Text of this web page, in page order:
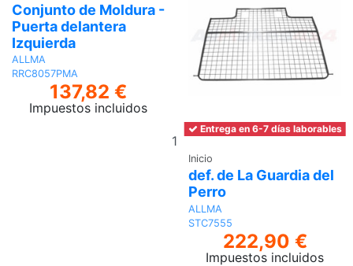
Conjunto de Moldura -
Puerta delantera
Izquierda
ALLMA
RRC8057PMA
137,82 €
Impuestos incluidos
Añadir
carrito
Entrega en 6-7 días laborables
Inicio
def. de La Guardia del
Perro
ALLMA
STC7555
222,90 €
Impuestos incluidos